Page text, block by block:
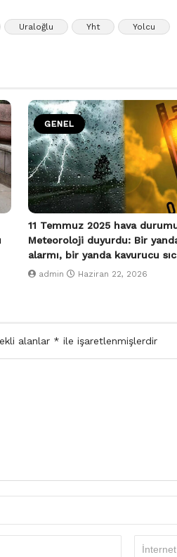
Uraloğlu Yht Yolcu
GENEL
11 Temmuz 2025 hava
Meteoroloji duyurdu: Bir
alarmı, bir yanda kavurucu
admin Haziran 22, 2026
alanlar * ile işaretlenmişlerdir